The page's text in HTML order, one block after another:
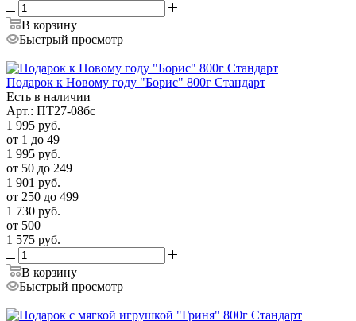
В корзину
Быстрый просмотр
Подарок к Новому году "Борис" 800г Стандарт
Есть в наличии
Арт.: ПТ27-08бс
1 995 руб.
от 1 до 49
1 995 руб.
от 50 до 249
1 901 руб.
от 250 до 499
1 730 руб.
от 500
1 575 руб.
В корзину
Быстрый просмотр